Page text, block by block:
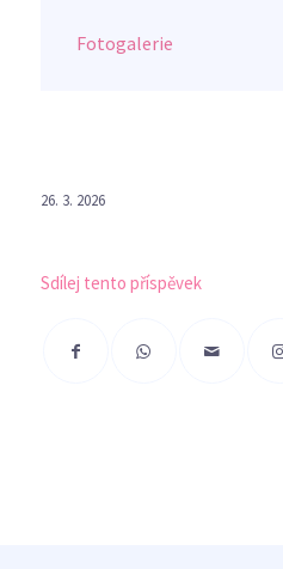
Fotogalerie
26. 3. 2026
Sdílej tento příspěvek